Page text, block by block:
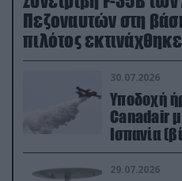
Πεζοναυτών στη
πιλότος
30.07.2026
Υποδοχή
Canadair
Ισπανία
29.07.2026